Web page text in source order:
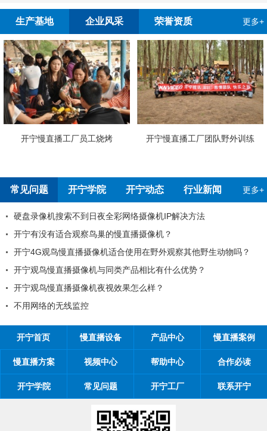
生产基地 企业风采 荣誉资质 更多+
开宁慢直播工厂员工烧烤 开宁慢直播工厂团队野外训练
常见问题 开宁学院 开宁动态 行业新闻 更多+
硬盘录像机搜索不到日夜全彩网络摄像机IP解决方法
开宁有没有适合观察鸟巢的慢直播摄像机？
开宁4G观鸟慢直播摄像机适合使用在野外观察其他野生动物吗？
开宁观鸟慢直播摄像机与同类产品相比有什么优势？
开宁观鸟慢直播摄像机夜视效果怎么样？
不用网络的无线监控
开宁首页 慢直播设备 产品中心 慢直播案例
慢直播方案 视频中心 帮助中心 合作必读
开宁学院 常见问题 开宁工厂 联系开宁